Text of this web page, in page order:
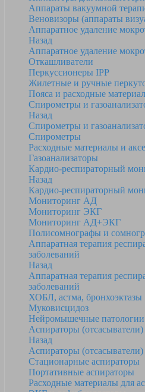
Аппараты вакуумной
Веновизоры (аппараты
Аппаратное удаление
Назад
Аппаратное удаление
Откашливатели
Перкуссионеры IPP
Жилетные и ручные
Пояса и расходные
Спирометры и
Назад
Спирометры и
Спирометры
Расходные материалы и
Газоанализаторы
Кардио-респираторный
Назад
Кардио-респираторный
Мониторинг АД
Мониторинг ЭКГ
Мониторинг АД+ЭКГ
Полисомнографы и
Аппаратная терапия
заболеваний
Назад
Аппаратная терапия
заболеваний
ХОБЛ, астма, бронхоэктазы
Муковисцидоз
Нейромышечные
Аспираторы (отсасыватели)
Назад
Аспираторы (отсасыватели)
Стационарные аспираторы
Портативные аспираторы
Расходные материалы для